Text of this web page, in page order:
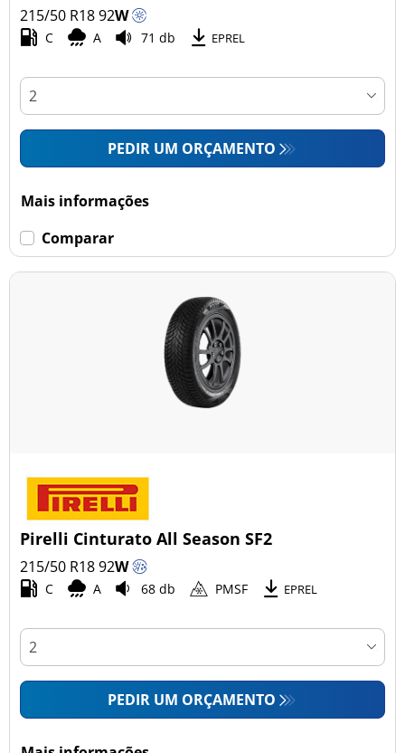
215/50 R1892W
C A 71 db EPREL
PEDIR UM ORÇAMENTO
Mais informações
Comparar
Pirelli Cinturato All Season SF2
215/50 R1892W
C A 68 db PMSF EPREL
PEDIR UM ORÇAMENTO